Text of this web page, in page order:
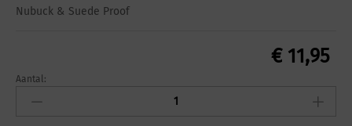
Nubuck & Suede Proof
€11,95
Nikwax
Nubuck
Aantal: